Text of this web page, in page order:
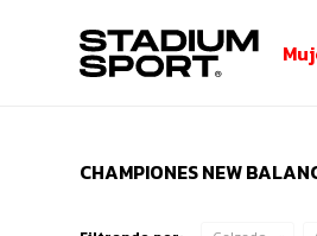
CHAMPIONES NEW